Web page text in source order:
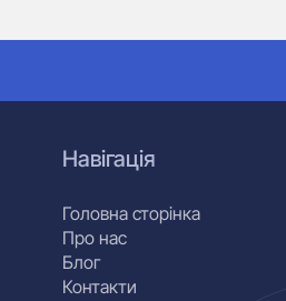
Навігація
Головна сторінка
Про нас
Блог
Контакти